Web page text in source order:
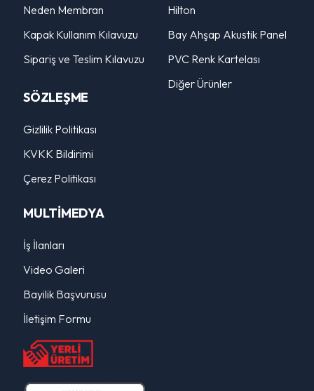
Neden Membran
Kapak Kullanım Kılavuzu
Sipariş ve Teslim Kılavuzu
SÖZLEŞME
Gizlilik Politikası
KVKK Bildirimi
Çerez Politikası
Hilton
Bay Ahşap Akustik Panel
PVC Renk Kartelası
Diğer Ürünler
MULTİMEDYA
İş İlanları
Video Galeri
Bayilik Başvurusu
İletişim Formu